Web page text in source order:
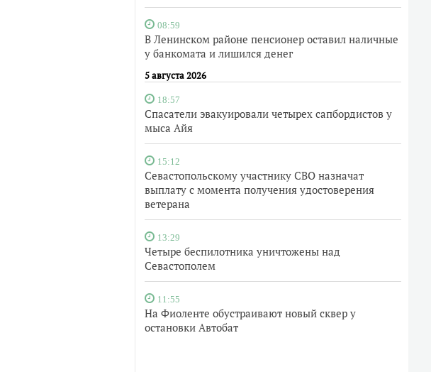
08:59
В Ленинском районе пенсионер оставил наличные
у банкомата и лишился денег
5 августа 2026
18:57
Спасатели эвакуировали четырех сапбордистов у
мыса Айя
15:12
Севастопольскому участнику СВО назначат
выплату с момента получения удостоверения
ветерана
13:29
Четыре беспилотника уничтожены над
Севастополем
11:55
На Фиоленте обустраивают новый сквер у
остановки Автобат